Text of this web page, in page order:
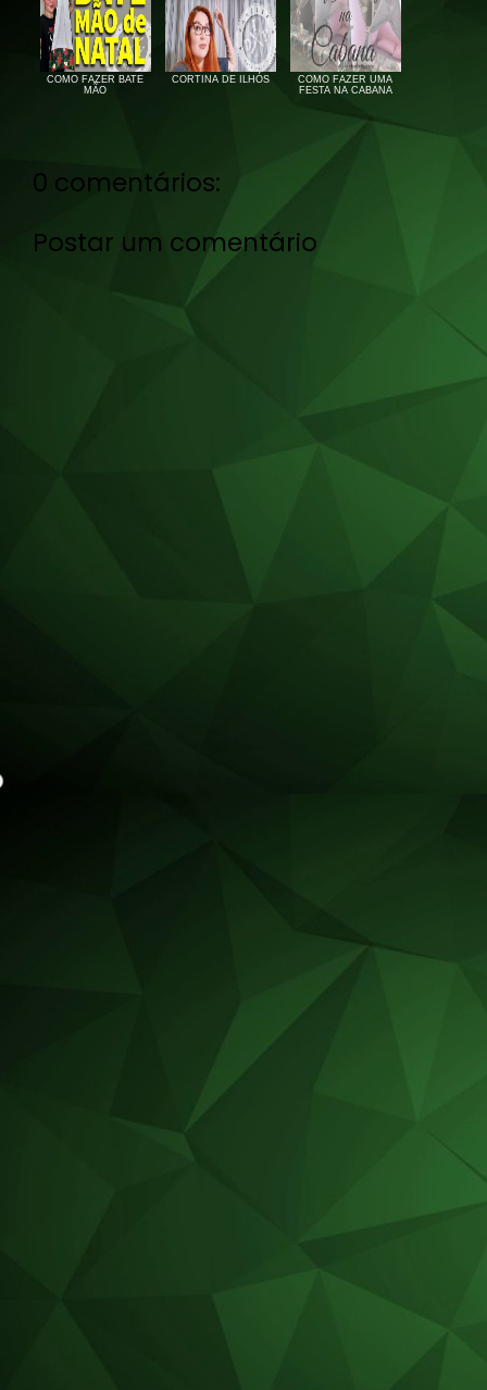
COMO FAZER BATE
MÃO
CORTINA DE ILHÓS
COMO FAZER UMA
FESTA NA CABANA
0 comentários:
Postar um comentário